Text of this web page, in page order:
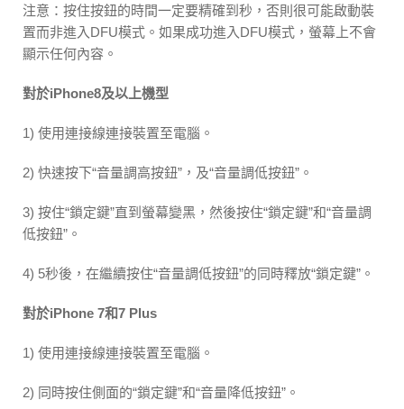
注意：按住按鈕的時間一定要精確到秒，否則很可能啟動裝
置而非進入DFU模式。如果成功進入DFU模式，螢幕上不會
顯示任何內容。
對於iPhone8及以上機型
1) 使用連接線連接裝置至電腦。
2) 快速按下“音量調高按鈕”，及“音量調低按鈕”。
3) 按住“鎖定鍵”直到螢幕變黑，然後按住“鎖定鍵”和“音量調
低按鈕”。
4) 5秒後，在繼續按住“音量調低按鈕”的同時釋放“鎖定鍵”。
對於iPhone 7和7 Plus
1) 使用連接線連接裝置至電腦。
2) 同時按住側面的“鎖定鍵”和“音量降低按鈕”。